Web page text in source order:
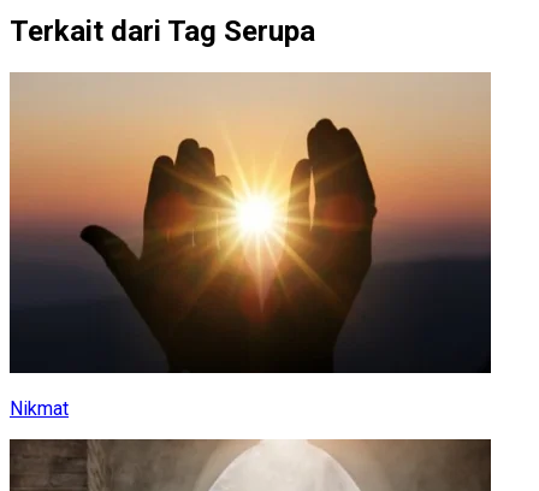
Terkait dari Tag Serupa
Nikmat